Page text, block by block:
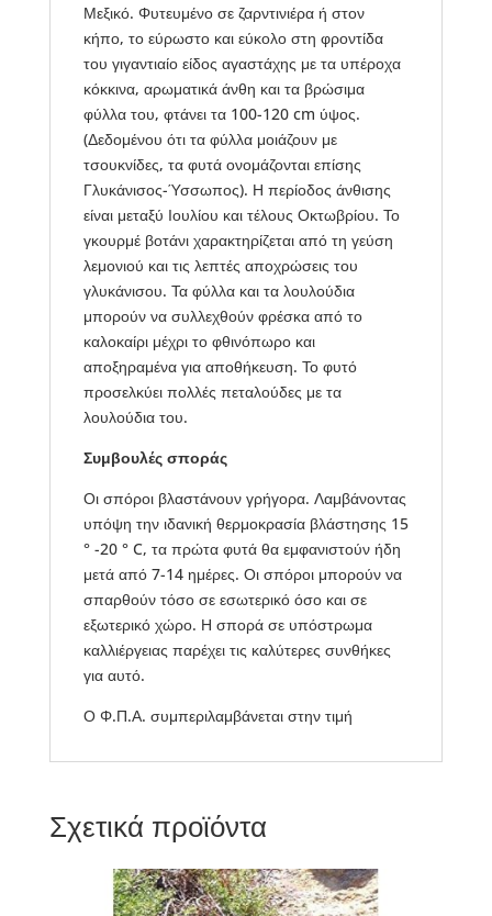
Μεξικό. Φυτευμένο σε ζαρντινιέρα ή στον
κήπο, το εύρωστο και εύκολο στη φροντίδα
του γιγαντιαίο είδος αγαστάχης με τα υπέροχα
κόκκινα, αρωματικά άνθη και τα βρώσιμα
φύλλα του, φτάνει τα 100-120 cm ύψος.
(Δεδομένου ότι τα φύλλα μοιάζουν με
τσουκνίδες, τα φυτά ονομάζονται επίσης
Γλυκάνισος-Ύσσωπος). Η περίοδος άνθισης
είναι μεταξύ Ιουλίου και τέλους Οκτωβρίου. Το
γκουρμέ βοτάνι χαρακτηρίζεται από τη γεύση
λεμονιού και τις λεπτές αποχρώσεις του
γλυκάνισου. Τα φύλλα και τα λουλούδια
μπορούν να συλλεχθούν φρέσκα από το
καλοκαίρι μέχρι το φθινόπωρο και
αποξηραμένα για αποθήκευση. Το φυτό
προσελκύει πολλές πεταλούδες με τα
λουλούδια του.
Συμβουλές σποράς
Οι σπόροι βλαστάνουν γρήγορα. Λαμβάνοντας
υπόψη την ιδανική θερμοκρασία βλάστησης 15
° -20 ° C, τα πρώτα φυτά θα εμφανιστούν ήδη
μετά από 7-14 ημέρες. Οι σπόροι μπορούν να
σπαρθούν τόσο σε εσωτερικό όσο και σε
εξωτερικό χώρο. Η σπορά σε υπόστρωμα
καλλιέργειας παρέχει τις καλύτερες συνθήκες
για αυτό.
Ο Φ.Π.Α. συμπεριλαμβάνεται στην τιμή
Σχετικά προϊόντα